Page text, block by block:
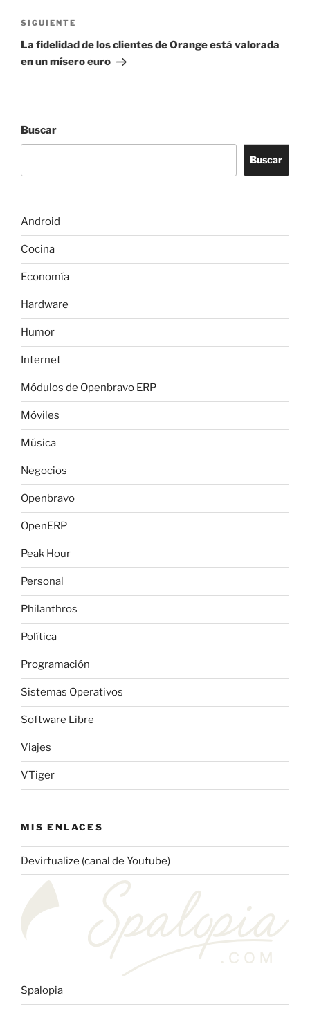
Siguiente
entrada
SIGUIENTE
La fidelidad de los clientes de Orange está valorada
en un mísero euro
Buscar
Buscar
Android
Cocina
Economía
Hardware
Humor
Internet
Módulos de Openbravo ERP
Móviles
Música
Negocios
Openbravo
OpenERP
Peak Hour
Personal
Philanthros
Política
Programación
Sistemas Operativos
Software Libre
Viajes
VTiger
MIS ENLACES
Devirtualize (canal de Youtube)
Spalopia